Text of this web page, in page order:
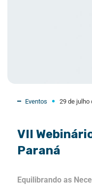
Eventos 29 de julho
VII
Paraná
Equilibrando as